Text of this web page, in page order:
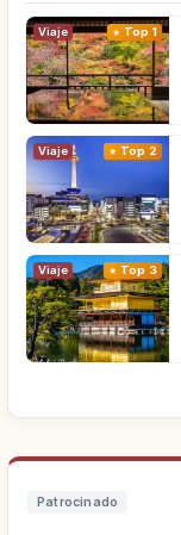
Viaje Top 1
Viaje Top 2
Viaje Top 3
Patrocinado